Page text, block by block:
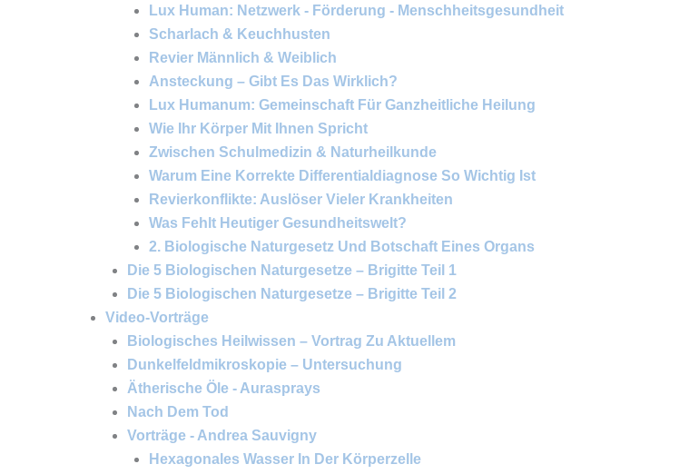
Lux Human: Netzwerk - Förderung - Menschheitsgesundheit
Scharlach & Keuchhusten
Revier Männlich & Weiblich
Ansteckung – Gibt Es Das Wirklich?
Lux Humanum: Gemeinschaft Für Ganzheitliche Heilung
Wie Ihr Körper Mit Ihnen Spricht
Zwischen Schulmedizin & Naturheilkunde
Warum Eine Korrekte Differentialdiagnose So Wichtig Ist
Revierkonflikte: Auslöser Vieler Krankheiten
Was Fehlt Heutiger Gesundheitswelt?
2. Biologische Naturgesetz Und Botschaft Eines Organs
Die 5 Biologischen Naturgesetze – Brigitte Teil 1
Die 5 Biologischen Naturgesetze – Brigitte Teil 2
Video-Vorträge
Biologisches Heilwissen – Vortrag Zu Aktuellem
Dunkelfeldmikroskopie – Untersuchung
Ätherische Öle - Aurasprays
Nach Dem Tod
Vorträge - Andrea Sauvigny
Hexagonales Wasser In Der Körperzelle